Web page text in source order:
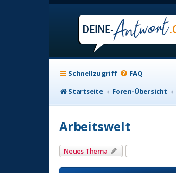
Schnellzugriff FAQ
Startseite
Foren-Übersicht
Arbeitswelt
Neues Thema